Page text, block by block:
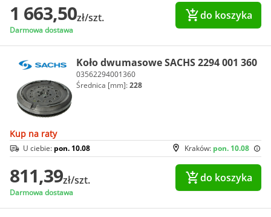
1 663,50zł/szt.
Darmowa dostawa
do koszyka
Koło dwumasowe SACHS 2294 001 360
03562294001360
Średnica [mm]:228
Kup na raty
Kraków: pon. 10.08
U ciebie: pon. 10.08
811,39zł/szt.
Darmowa dostawa
do koszyka